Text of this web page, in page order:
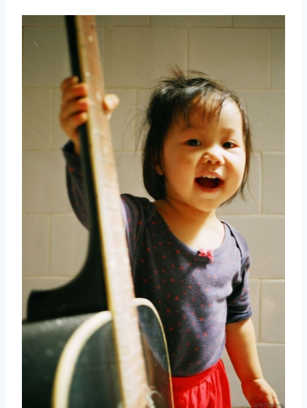
取消 搜索